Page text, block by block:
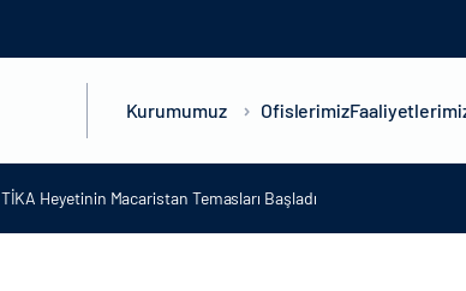
Kurumumuz Ofislerimiz
TİKA Heyetinin Macaristan Temasları Başladı